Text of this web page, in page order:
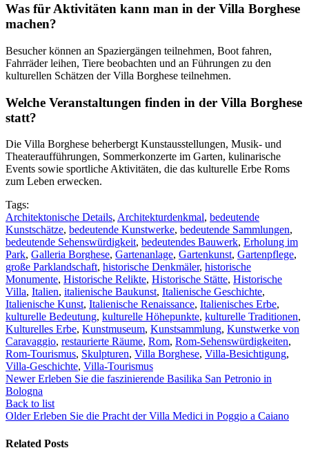
Was für Aktivitäten kann man in der Villa Borghese
machen?
Besucher können an Spaziergängen teilnehmen, Boot fahren,
Fahrräder leihen, Tiere beobachten und an Führungen zu den
kulturellen Schätzen der Villa Borghese teilnehmen.
Welche Veranstaltungen finden in der Villa Borghese
statt?
Die Villa Borghese beherbergt Kunstausstellungen, Musik- und
Theateraufführungen, Sommerkonzerte im Garten, kulinarische
Events sowie sportliche Aktivitäten, die das kulturelle Erbe Roms
zum Leben erwecken.
Tags:
Architektonische Details, Architekturdenkmal, bedeutende
Kunstschätze, bedeutende Kunstwerke, bedeutende Sammlungen,
bedeutende Sehenswürdigkeit, bedeutendes Bauwerk, Erholung im
Park, Galleria Borghese, Gartenanlage, Gartenkunst, Gartenpflege,
große Parklandschaft, historische Denkmäler, historische
Monumente, Historische Relikte, Historische Stätte, Historische
Villa, Italien, italienische Baukunst, Italienische Geschichte,
Italienische Kunst, Italienische Renaissance, Italienisches Erbe,
kulturelle Bedeutung, kulturelle Höhepunkte, kulturelle Traditionen,
Kulturelles Erbe, Kunstmuseum, Kunstsammlung, Kunstwerke von
Caravaggio, restaurierte Räume, Rom, Rom-Sehenswürdigkeiten,
Rom-Tourismus, Skulpturen, Villa Borghese, Villa-Besichtigung,
Villa-Geschichte, Villa-Tourismus
Newer Erleben Sie die faszinierende Basilika San Petronio in
Bologna
Back to list
Older Erleben Sie die Pracht der Villa Medici in Poggio a Caiano
Related Posts